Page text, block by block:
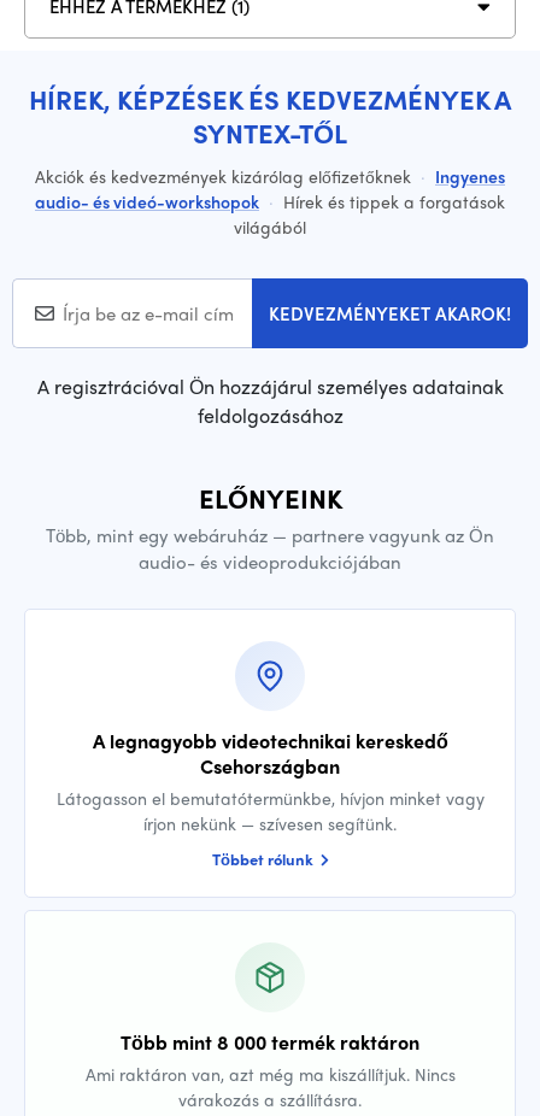
EHHEZ A TERMÉKHEZ (1)
HÍREK, KÉPZÉSEK ÉS KEDVEZMÉNYEK A
SYNTEX-TŐL
Akciók és kedvezmények kizárólag előfizetőknek · Ingyenes
audio- és videó-workshopok · Hírek és tippek a forgatások
világából
KEDVEZMÉNYEKET AKAROK!
A regisztrációval Ön hozzájárul személyes adatainak
feldolgozásához
ELŐNYEINK
Több, mint egy webáruház — partnere vagyunk az Ön
audio- és videoprodukciójában
A legnagyobb videotechnikai kereskedő
Csehországban
Látogasson el bemutatótermünkbe, hívjon minket vagy
írjon nekünk — szívesen segítünk.
Többet rólunk
Több mint 8 000 termék raktáron
Ami raktáron van, azt még ma kiszállítjuk. Nincs
várakozás a szállításra.